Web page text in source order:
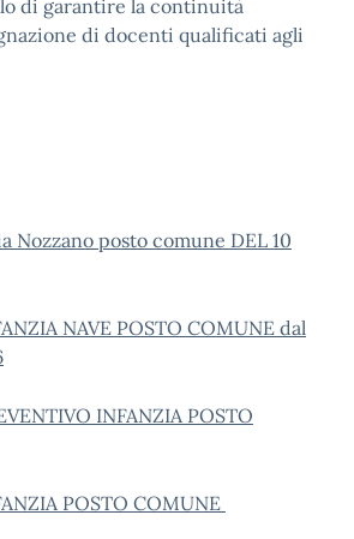
di garantire la continuità
di docenti qualificati agli
Nozzano posto comune DEL 10
NAVE POSTO COMUNE dal
INFANZIA POSTO
POSTO COMUNE